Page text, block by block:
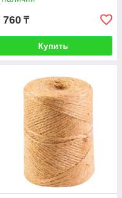
760 ₸
Купить